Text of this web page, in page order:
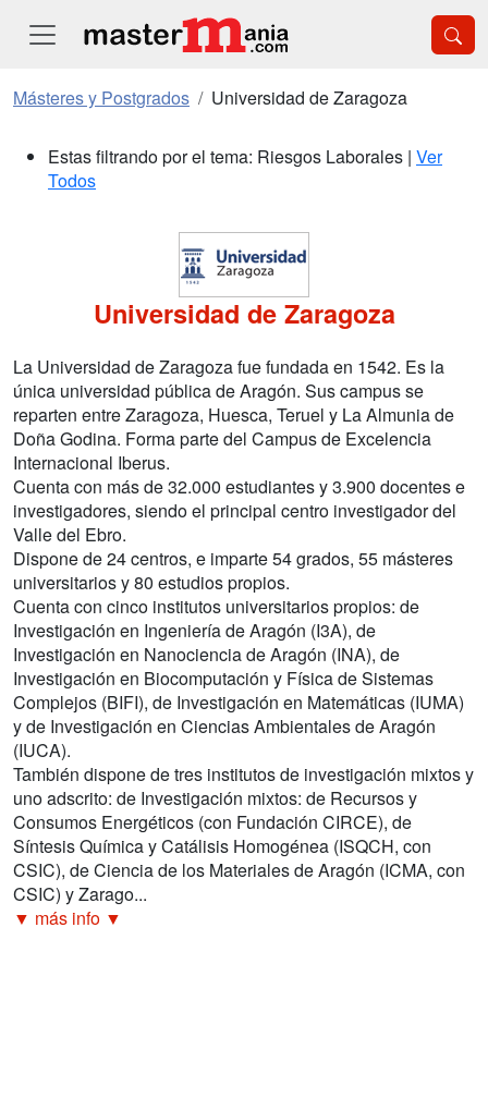
Másteres y Postgrados Universidad de Zaragoza
Estas filtrando por el tema: Riesgos Laborales | Ver
Todos
Universidad de Zaragoza
La Universidad de Zaragoza fue fundada en 1542. Es la
única universidad pública de Aragón. Sus campus se
reparten entre Zaragoza, Huesca, Teruel y La Almunia de
Doña Godina. Forma parte del Campus de Excelencia
Internacional Iberus.
Cuenta con más de 32.000 estudiantes y 3.900 docentes e
investigadores, siendo el principal centro investigador del
Valle del Ebro.
Dispone de 24 centros, e imparte 54 grados, 55 másteres
universitarios y 80 estudios propios.
Cuenta con cinco institutos universitarios propios: de
Investigación en Ingeniería de Aragón (I3A), de
Investigación en Nanociencia de Aragón (INA), de
Investigación en Biocomputación y Física de Sistemas
Complejos (BIFI), de Investigación en Matemáticas (IUMA)
y de Investigación en Ciencias Ambientales de Aragón
(IUCA).
También dispone de tres institutos de investigación mixtos y
uno adscrito: de Investigación mixtos: de Recursos y
Consumos Energéticos (con Fundación CIRCE), de
Síntesis Química y Catálisis Homogénea (ISQCH, con
CSIC), de Ciencia de los Materiales de Aragón (ICMA, con
CSIC) y Zarago...
▼ más info ▼